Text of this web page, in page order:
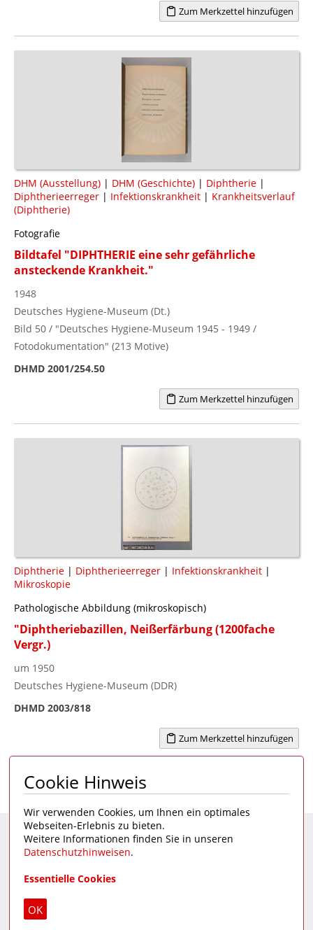
Zum Merkzettel hinzufügen
DHM (Ausstellung) | DHM (Geschichte) | Diphtherie |
Diphtherieerreger | Infektionskrankheit | Krankheitsverlauf
(Diphtherie)
Fotografie
Bildtafel "DIPHTHERIE eine sehr gefährliche
ansteckende Krankheit."
1948
Deutsches Hygiene-Museum (Dt.)
Bild 50 / "Deutsches Hygiene-Museum 1945 - 1949 /
Fotodokumentation" (213 Motive)
DHMD 2001/254.50
Zum Merkzettel hinzufügen
Diphtherie | Diphtherieerreger | Infektionskrankheit |
Mikroskopie
Pathologische Abbildung (mikroskopisch)
"Diphtheriebazillen, Neißerfärbung (1200fache
Vergr.)
um 1950
Deutsches Hygiene-Museum (DDR)
DHMD 2003/818
Zum Merkzettel hinzufügen
Seite 1 von 1 1
Eine Seite desDeutschen Hygiene-Museums
Cookie Hinweis
Wir verwenden Cookies, um Ihnen ein optimales
Webseiten-Erlebnis zu bieten.
Weitere Informationen finden Sie in unseren
Datenschutzhinweisen.
Essentielle Cookies
OK